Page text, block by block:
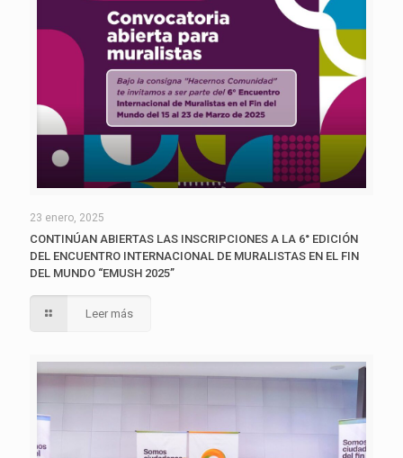
23 enero, 2025
CONTINÚAN ABIERTAS LAS INSCRIPCIONES A LA 6° EDICIÓN
DEL ENCUENTRO INTERNACIONAL DE MURALISTAS EN EL FIN
DEL MUNDO “EMUSH 2025”
Leer más